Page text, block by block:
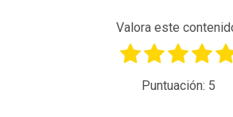
Valora este
Puntuación: 5